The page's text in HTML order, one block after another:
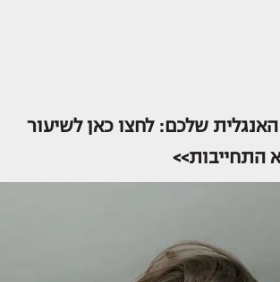
שלכם: לחצו כאן לשיעור
התחייבות>>